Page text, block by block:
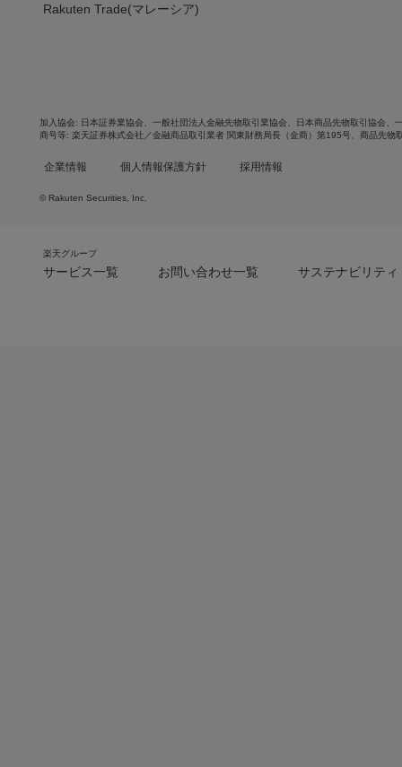
Rakuten Trade(マレーシア)
加入協会 日本証券業協会 一般社団法人金融先物取引業協会 日本商品先物取引協会
商号等
楽天証券株式会社／金融商品取引業者 関東財務局長（金商）第195号、商品先物
企業情報 個人情報保護方針 採用情報
© Rakuten Securities, Inc.
楽天グループ
サービス一覧 お問い合わせ一覧 サステナビリティ